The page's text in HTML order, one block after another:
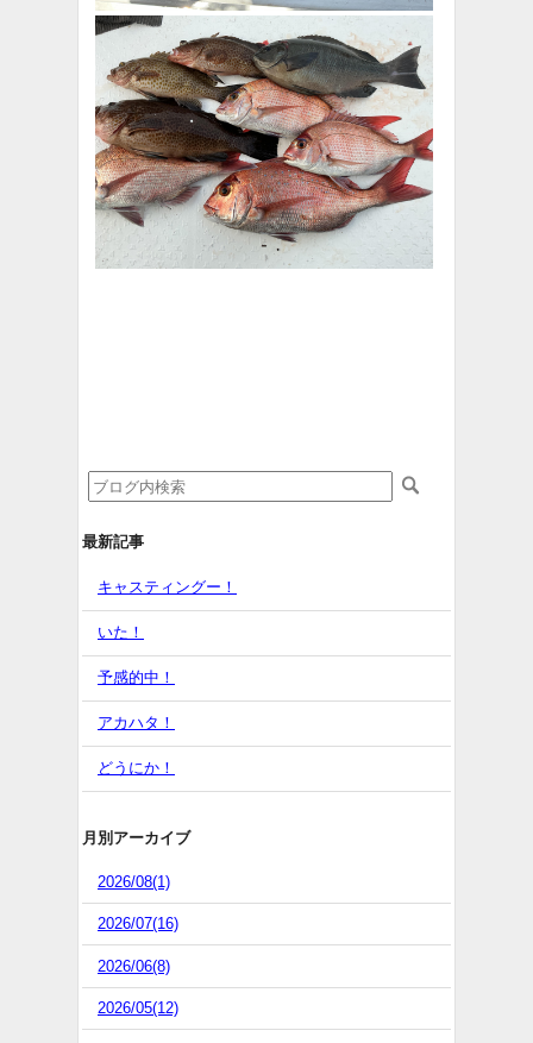
最新記事
キャスティングー！
いた！
予感的中！
アカハタ！
どうにか！
月別アーカイブ
2026/08(1)
2026/07(16)
2026/06(8)
2026/05(12)